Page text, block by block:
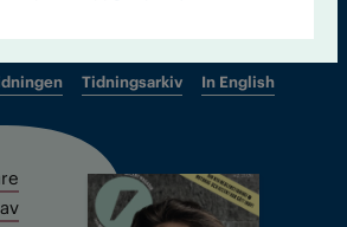
Tidningsarkiv In English